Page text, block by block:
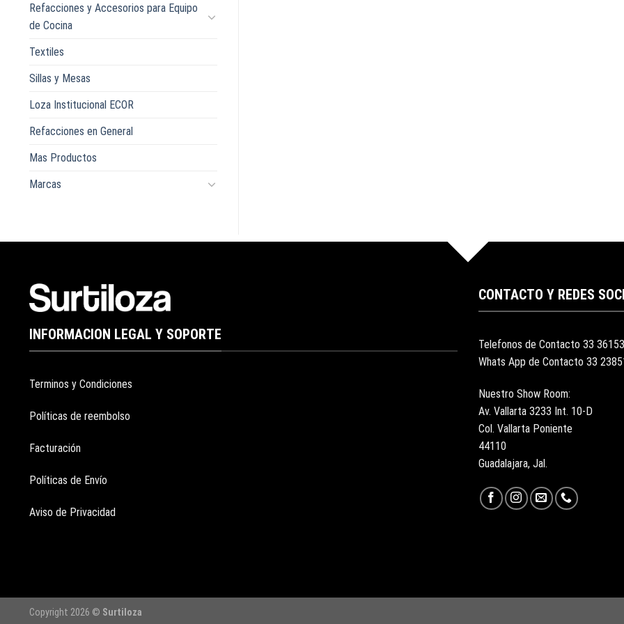
Refacciones y Accesorios para Equipo
de Cocina
Textiles
Sillas y Mesas
Loza Institucional ECOR
Refacciones en General
Mas Productos
Marcas
INFORMACION LEGAL Y SOPORTE
Terminos y Condiciones
Políticas de reembolso
Facturación
Políticas de Envío
Aviso de Privacidad
CONTACTO Y REDES
Telefonos de Contacto 33
Whats App de Contacto 33
Nuestro Show Room:
Av. Vallarta 3233 Int. 10-D
Col. Vallarta Poniente
44110
Guadalajara, Jal.
Copyright 2026 © Surtiloza